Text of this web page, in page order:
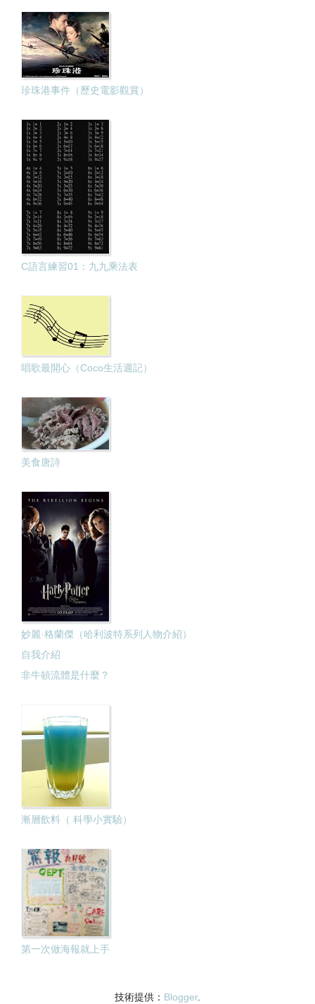
珍珠港事件（歷史電影觀賞）
C語言練習01：九九乘法表
唱歌最開心（Coco生活週記）
美食唐詩
妙麗·格蘭傑（哈利波特系列人物介紹）
自我介紹
非牛頓流體是什麼？
漸層飲料（ 科學小實驗）
第一次做海報就上手
技術提供： Blogger.